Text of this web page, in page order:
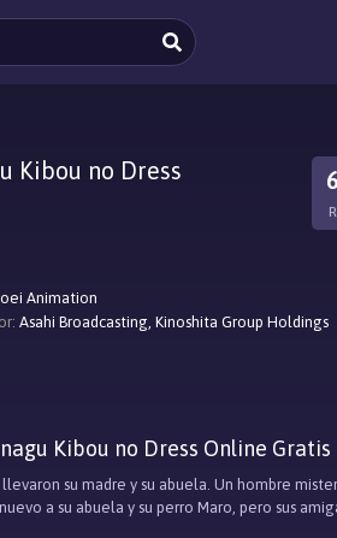
Kibou no Dress
Animation
Asahi Broadcasting, Kinoshita Group Holdings
Kibou no Dress Online Gratis
su madre y su abuela. Un hombre
a su abuela y su perro Maro, pero sus